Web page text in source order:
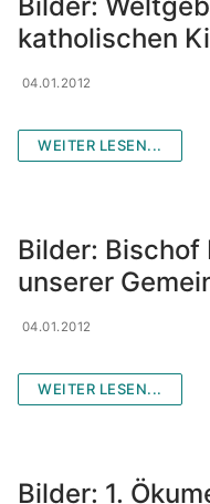
katholischen
04.01.2012
WEITER LESEN...
Bilder: Bischof
unserer
04.01.2012
WEITER LESEN...
Bilder: 1.